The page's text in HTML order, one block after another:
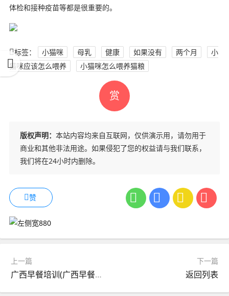
体检和接种疫苗等都是很重要的。
标签： 小猫咪 母乳 健康 如果没有 两个月
小
猫咪应该怎么喂养
小猫咪怎么喂养猫粮
赏
版权声明： 本站内容均来自互联网，仅供演示用，请勿用于
商业和其他非法用途。如果侵犯了您的权益请与我们联系，
我们将在24小时内删除。
赞
上一篇
广西早餐培训(广西早餐培训班)
下一篇
返回列表